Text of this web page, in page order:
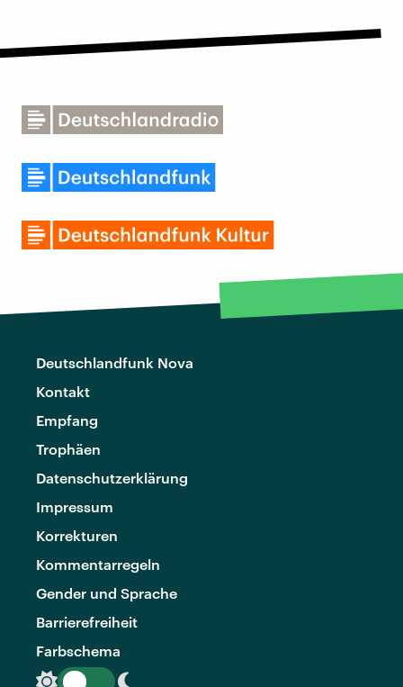
Deutschlandfunk Nova
Kontakt
Empfang
Trophäen
Datenschutzerklärung
Impressum
Korrekturen
Kommentarregeln
Gender und Sprache
Barrierefreiheit
Farbschema